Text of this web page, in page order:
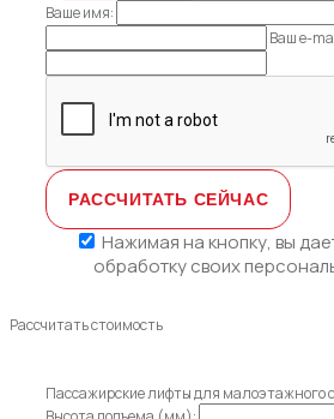
Ваше имя:
Ваш e-
Нажимая на кнопку, вы
обработку своих
Рассчитать стоимость
Пассажирские лифты для малоэтажного